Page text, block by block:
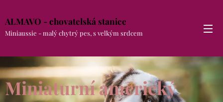
ALMAVO - chovatelská stanice
Miniaussie - malý chytrý pes, s velkým srdcem
Miniaturní americký